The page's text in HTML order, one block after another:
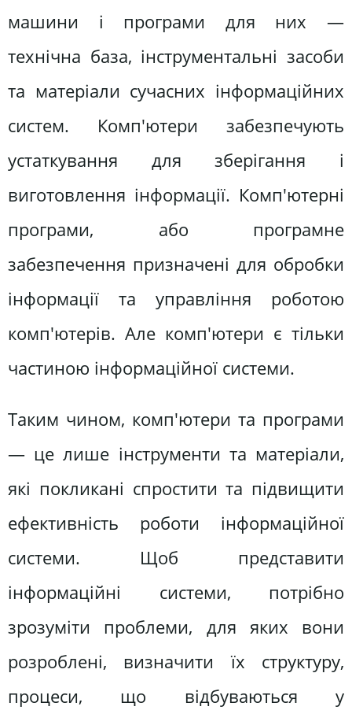
машини і програми для них —
технічна база, інструментальні засоби
та матеріали сучасних інформаційних
систем. Комп'ютери забезпечують
устаткування для зберігання і
виготовлення інформації. Комп'ютерні
програми, або програмне
забезпечення призначені для обробки
інформації та управління роботою
комп'ютерів. Але комп'ютери є тільки
частиною інформаційної системи.
Таким чином, комп'ютери та програми
— це лише інструменти та матеріали,
які покликані спростити та підвищити
ефективність роботи інформаційної
системи. Щоб представити
інформаційні системи, потрібно
зрозуміти проблеми, для яких вони
розроблені, визначити їх структуру,
процеси, що відбуваються у